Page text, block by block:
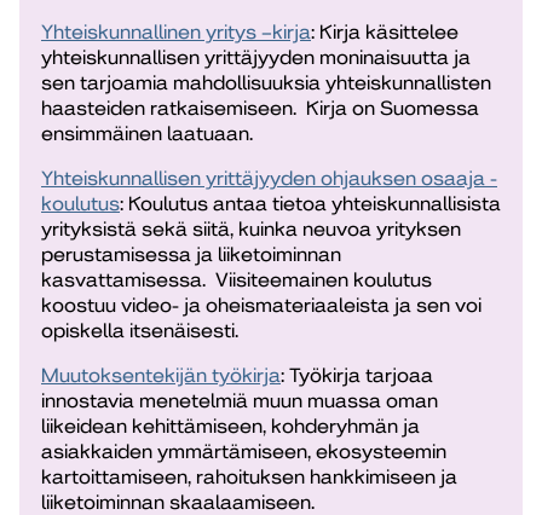
Yhteiskunnallinen yritys –kirja: Kirja käsittelee
yhteiskunnallisen yrittäjyyden moninaisuutta ja
sen tarjoamia mahdollisuuksia yhteiskunnallisten
haasteiden ratkaisemiseen. Kirja on Suomessa
ensimmäinen laatuaan.
Yhteiskunnallisen yrittäjyyden ohjauksen osaaja -
koulutus: Koulutus antaa tietoa yhteiskunnallisista
yrityksistä sekä siitä, kuinka neuvoa yrityksen
perustamisessa ja liiketoiminnan
kasvattamisessa. Viisiteemainen koulutus
koostuu video- ja oheismateriaaleista ja sen voi
opiskella itsenäisesti.
Muutoksentekijän työkirja: Työkirja tarjoaa
innostavia menetelmiä muun muassa oman
liikeidean kehittämiseen, kohderyhmän ja
asiakkaiden ymmärtämiseen, ekosysteemin
kartoittamiseen, rahoituksen hankkimiseen ja
liiketoiminnan skaalaamiseen.